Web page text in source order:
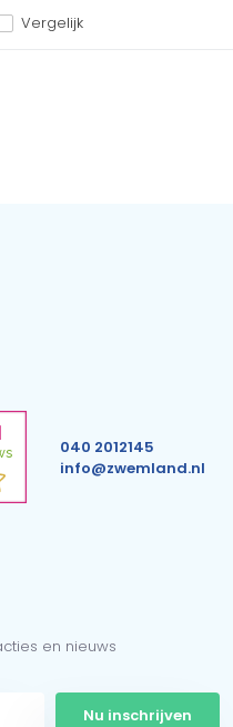
Vergelijk
040 2012145
info@zwemland.nl
en nieuws
Nu inschrijven